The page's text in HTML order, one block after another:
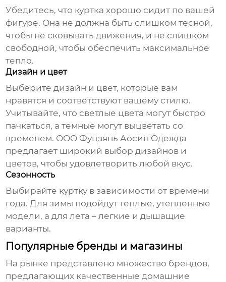
Убедитесь, что куртка хорошо сидит по вашей
фигуре. Она не должна быть слишком тесной,
чтобы не сковывать движения, и не слишком
свободной, чтобы обеспечить максимальное
тепло.
Дизайн и цвет
Выберите дизайн и цвет, которые вам
нравятся и соответствуют вашему стилю.
Учитывайте, что светлые цвета могут быстро
пачкаться, а темные могут выцветать со
временем. ООО Фуцзянь Аосин Одежда
предлагает широкий выбор дизайнов и
цветов, чтобы удовлетворить любой вкус.
Сезонность
Выбирайте куртку в зависимости от времени
года. Для зимы подойдут теплые, утепленные
модели, а для лета – легкие и дышащие
варианты.
Популярные бренды и магазины
На рынке представлено множество брендов,
предлагающих качественныедомашние